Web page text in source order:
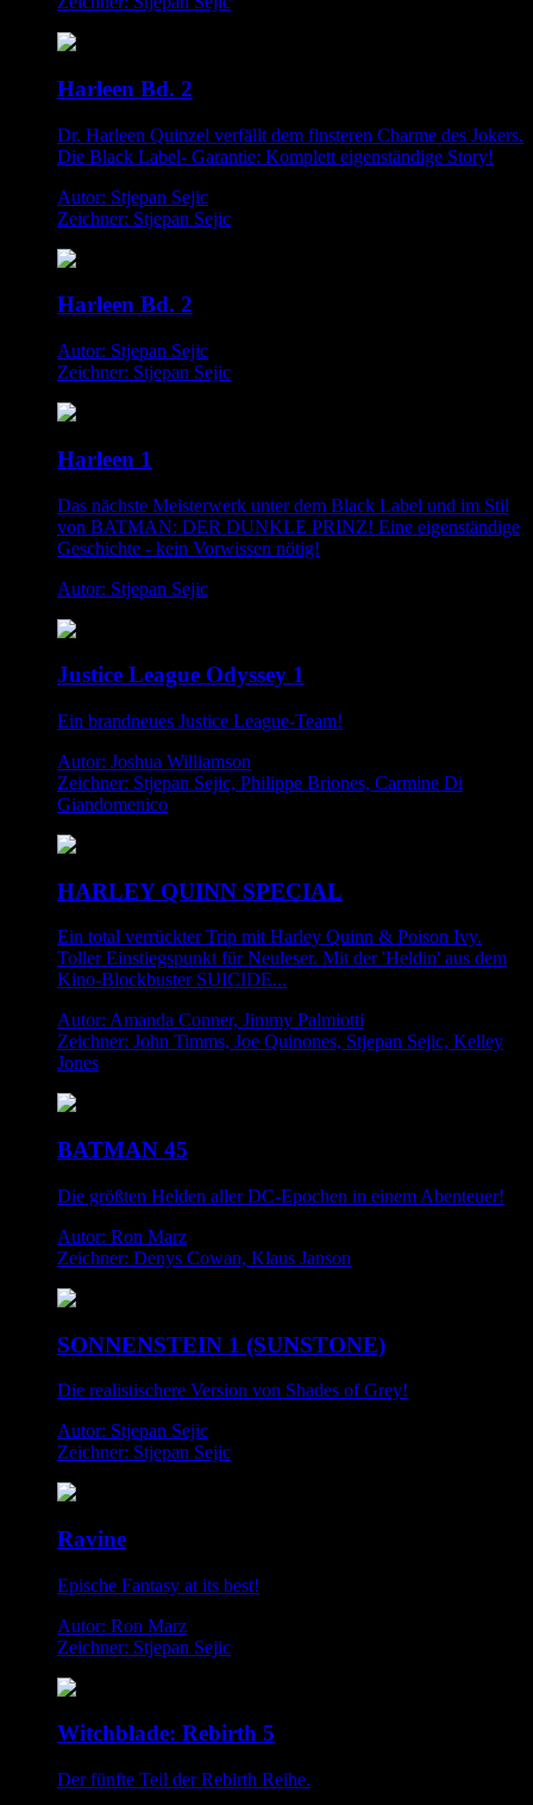
Harleen Bd. 2
Dr. Harleen Quinzel verfällt dem finsteren Charme des Jokers.
Die Black Label- Garantie: Komplett eigenständige Story!
Autor: Stjepan Sejic
Zeichner: Stjepan Sejic
Harleen Bd. 2
Autor: Stjepan Sejic
Zeichner: Stjepan Sejic
Harleen 1
Das nächste Meisterwerk unter dem Black Label und im Stil
von BATMAN: DER DUNKLE PRINZ! Eine eigenständige
Geschichte - kein Vorwissen nötig!
Autor: Stjepan Sejic
Justice League Odyssey 1
Ein brandneues Justice League-Team!
Autor: Joshua Williamson
Zeichner: Stjepan Sejic, Philippe Briones, Carmine Di
Giandomenico
HARLEY QUINN SPECIAL
Ein total verrückter Trip mit Harley Quinn & Poison Ivy.
Toller Einstiegspunkt für Neuleser. Mit der 'Heldin' aus dem
Kino-Blockbuster SUICIDE...
Autor: Amanda Conner, Jimmy Palmiotti
Zeichner: John Timms, Joe Quinones, Stjepan Sejic, Kelley
Jones
BATMAN 45
Die größten Helden aller DC-Epochen in einem Abenteuer!
Autor: Ron Marz
Zeichner: Denys Cowan, Klaus Janson
SONNENSTEIN 1 (SUNSTONE)
Die realistischere Version von Shades of Grey!
Autor: Stjepan Sejic
Zeichner: Stjepan Sejic
Ravine
Epische Fantasy at its best!
Autor: Ron Marz
Zeichner: Stjepan Sejic
Witchblade: Rebirth 5
Der fünfte Teil der Rebirth Reihe.